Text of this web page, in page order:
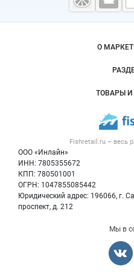
Важные разделы и
Fishretail.ru – весь
ООО «Инлайн»
ИНН: 7805355672
КПП: 780501001
ОГРН: 1047855085442
Юридический адрес: 196066, г.
проспект, д. 212
Навигация по сайту
О
Новости
Политика
ТОВАРЫ И
Мы в